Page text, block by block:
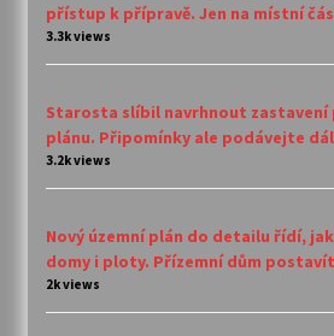
přístup k přípravě. Jen na místní
3.3k views
Starosta slíbil navrhnout zastavení
plánu. Připomínky ale podávejte dál
3.2k views
Nový územní plán do detailu řídí,
domy i ploty. Přízemní dům
2k views